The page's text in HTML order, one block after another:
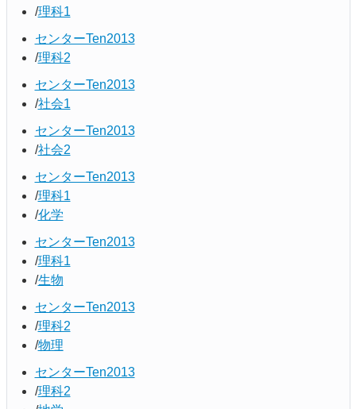
理科1
センターTen2013
理科2
センターTen2013
社会1
センターTen2013
社会2
センターTen2013
理科1
化学
センターTen2013
理科1
生物
センターTen2013
理科2
物理
センターTen2013
理科2